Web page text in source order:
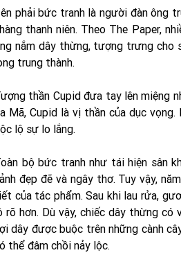
phải bức tranh là người đàn ông
thanh niên. Theo The Paper,
nắm dây thừng, tượng trưng cho
trung thành.
thần Cupid đưa tay lên miệng
Mã, Cupid là vị thần của dục
lộ sự lo lắng.
bộ bức tranh như tái hiện sân
đẹp đẽ và ngây thơ. Tuy vậy,
của tác phẩm. Sau khi lau rửa,
rõ hơn. Dù vậy, chiếc dây thừng
dây được buộc trên những cành
thể đâm chồi nảy lộc.